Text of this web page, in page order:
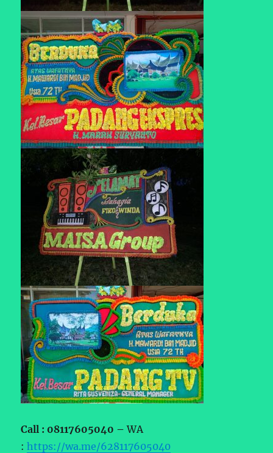
Call : 08117605040 –WA
:https://wa.me/628117605040